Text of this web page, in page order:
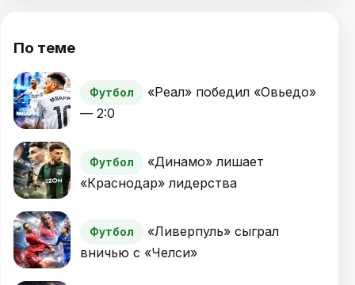
По теме
Футбол
«Реал» победил «Овьедо»
— 2:0
Футбол
«Динамо» лишает
«Краснодар» лидерства
Футбол
«Ливерпуль» сыграл
вничью с «Челси»